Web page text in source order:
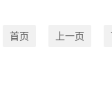
首页 上一页